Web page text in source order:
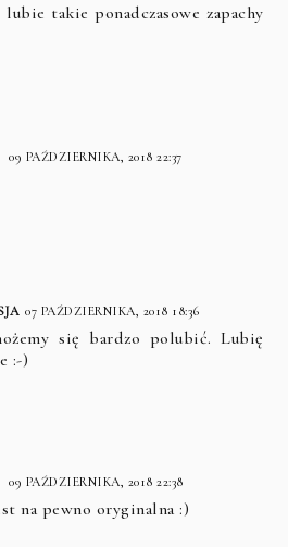
takie ponadczasowe zapachy
09 PAŹDZIERNIKA, 2018 22:37
07 PAŹDZIERNIKA, 2018 18:36
się bardzo polubić. Lubię
:-)
09 PAŹDZIERNIKA, 2018 22:38
na pewno oryginalna :)